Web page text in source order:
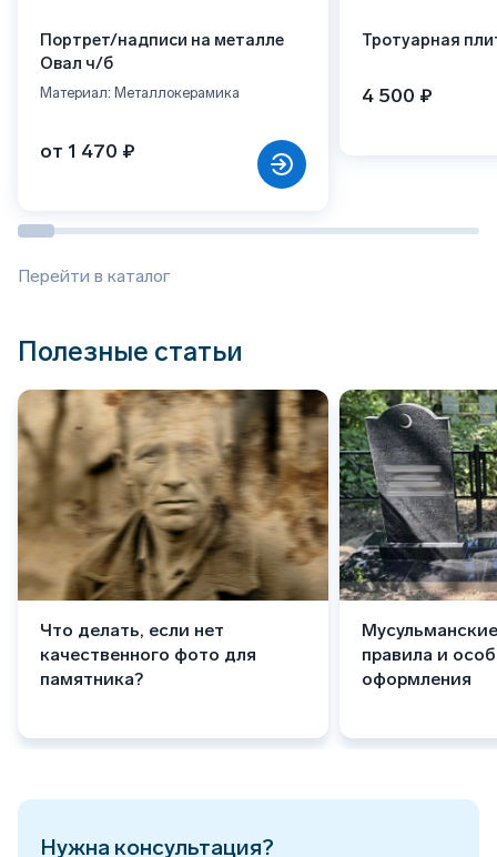
Портрет/надписи на металле
Овал ч/б
Материал: Металлокерамика
от 1 470 ₽
Тротуарная
4 500 ₽
Перейти в каталог
Полезные статьи
Что делать, если нет
качественного фото для
памятника?
правила и
оформления
Нужна консультация?